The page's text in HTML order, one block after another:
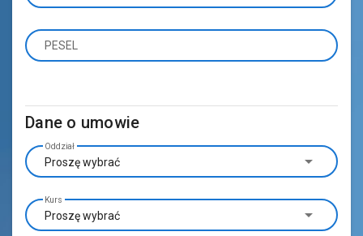
PESEL
Dane o umowie
Oddział
Proszę wybrać
Kurs
Proszę wybrać